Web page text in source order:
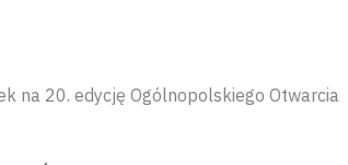
na 20. edycję Ogólnopolskiego Otwarcia